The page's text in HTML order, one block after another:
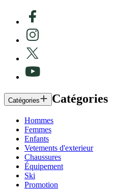
Catégories Catégories
Hommes
Femmes
Enfants
Vetements d'exterieur
Chaussures
Équipement
Ski
Promotion